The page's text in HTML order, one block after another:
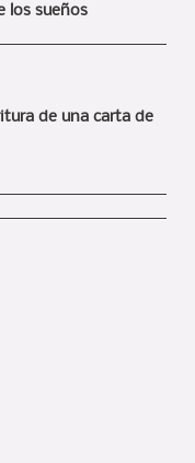
los sueños
de una carta de